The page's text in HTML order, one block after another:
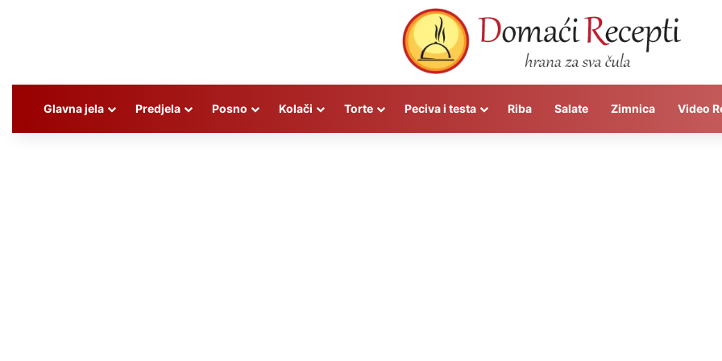
Glavna jela Predjela Posno Kolači Torte Peciva i testa Riba Salate Zimnica Video